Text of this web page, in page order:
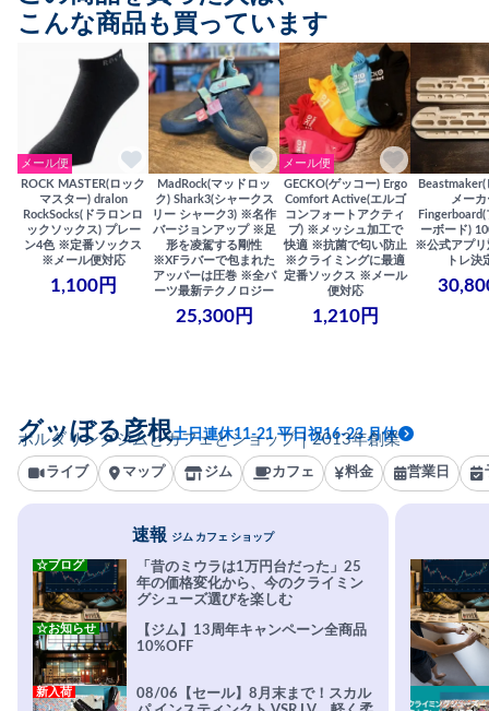
こんな商品も買っています
メール便
ROCK MASTER(ロック
マスター) dralon
RockSocks(ドラロンロ
ックソックス) プレー
ン4色 ※定番ソックス
※メール便対応
1,100円
MadRock(マッドロッ
ク) Shark3(シャークス
リー シャーク3) ※名作
バージョンアップ ※足
形を凌駕する剛性
※XFラバーで包まれた
アッパーは圧巻 ※全パ
ーツ最新テクノロジー
25,300円
メール便
GECKO(ゲッコー) Ergo
Comfort Active(エルゴ
コンフォートアクティ
ブ) ※メッシュ加工で
快適 ※抗菌で匂い防止
※クライミングに最適
定番ソックス ※メール
便対応
1,210円
メーカ
ーボード)
※公式アプ
トレ決
ボルダリングジムとカフェとショップ｜2013年創業
グッぼる彦根土日連休11-21 平日祝16-23 月休
ライブ マップ ジム カフェ 料金 営業日
速報 ジム カフェ ショップ
「昔のミウラは1万円台だった」25
年の価格変化から、今のクライミン
グシューズ選びを楽しむ
☆ブログ
【ジム】13周年キャンペーン全商品
10%OFF
☆お知らせ
08/06【セール】8月末まで！スカル
新入荷